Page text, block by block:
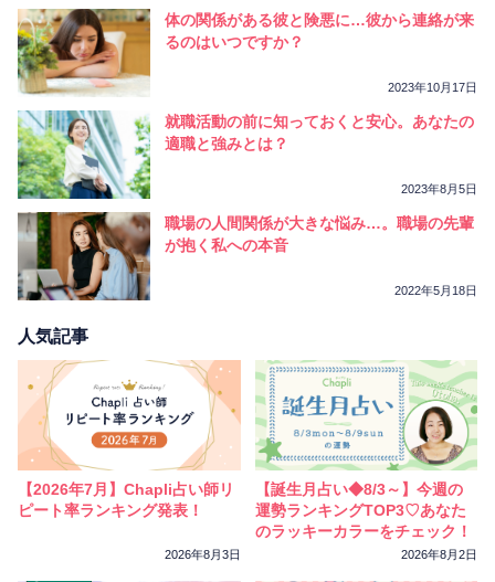
体の関係がある彼と険悪に…彼から連絡が来
るのはいつですか？
2023年10月17日
就職活動の前に知っておくと安心。あなたの
適職と強みとは？
2023年8月5日
職場の人間関係が大きな悩み…。職場の先輩
が抱く私への本音
2022年5月18日
人気記事
【2026年7月】Chapli占い師リ
ピート率ランキング発表！
2026年8月3日
【誕生月占い◆8/3～】今週の
運勢ランキングTOP3♡あなた
のラッキーカラーをチェック！
2026年8月2日